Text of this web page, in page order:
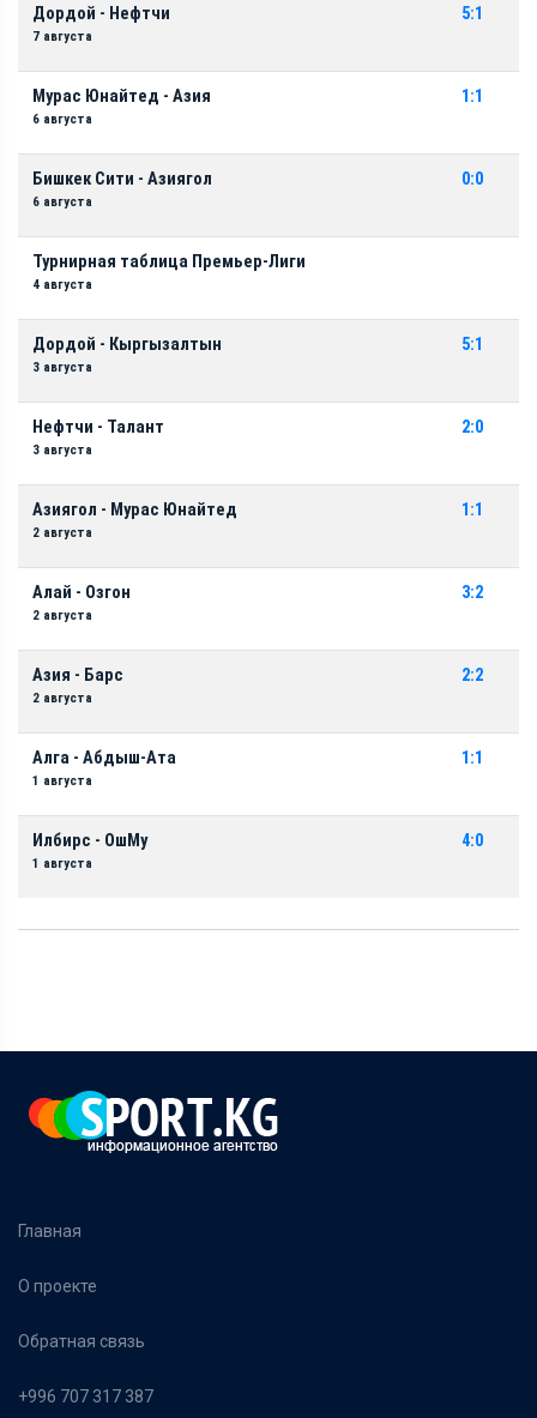
Дордой - Нефтчи
7 августа
5:1
Мурас Юнайтед - Азия
6 августа
1:1
Бишкек Сити - Азиягол
6 августа
0:0
Турнирная таблица Премьер-Лиги
4 августа
Дордой - Кыргызалтын
3 августа
5:1
Нефтчи - Талант
3 августа
2:0
Азиягол - Мурас Юнайтед
2 августа
1:1
Алай - Озгон
2 августа
3:2
Азия - Барс
2 августа
2:2
Алга - Абдыш-Ата
1 августа
1:1
Илбирс - ОшМу
1 августа
4:0
Главная
О проекте
Обратная связь
+996 707 317 387